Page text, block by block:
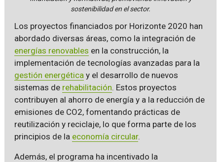
sostenibilidad en el sector.
Los proyectos financiados por Horizonte 2020 han
abordado diversas áreas, como la integración de
energías renovables en la construcción, la
implementación de tecnologías avanzadas para la
gestión energética y el desarrollo de nuevos
sistemas de rehabilitación. Estos proyectos
contribuyen al ahorro de energía y a la reducción de
emisiones de CO2, fomentando prácticas de
reutilización y reciclaje, lo que forma parte de los
principios de la economía circular.
Además, el programa ha incentivado la